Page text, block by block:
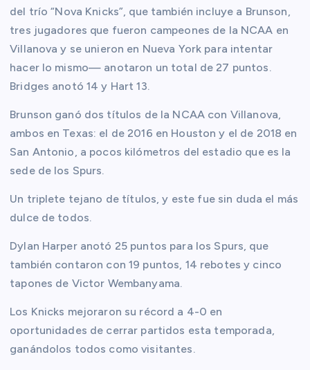
del trío “Nova Knicks”, que también incluye a Brunson,
tres jugadores que fueron campeones de la NCAA en
Villanova y se unieron en Nueva York para intentar
hacer lo mismo— anotaron un total de 27 puntos.
Bridges anotó 14 y Hart 13.
Brunson ganó dos títulos de la NCAA con Villanova,
ambos en Texas: el de 2016 en Houston y el de 2018 en
San Antonio, a pocos kilómetros del estadio que es la
sede de los Spurs.
Un triplete tejano de títulos, y este fue sin duda el más
dulce de todos.
Dylan Harper anotó 25 puntos para los Spurs, que
también contaron con 19 puntos, 14 rebotes y cinco
tapones de Victor Wembanyama.
Los Knicks mejoraron su récord a 4-0 en
oportunidades de cerrar partidos esta temporada,
ganándolos todos como visitantes.